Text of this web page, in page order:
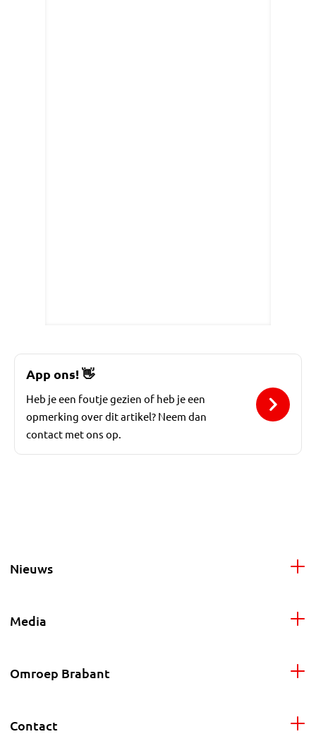
App ons!👋
Heb je een foutje gezien of heb je een
opmerking over dit artikel? Neem dan
contact met ons op.
Nieuws
Media
Omroep Brabant
Contact